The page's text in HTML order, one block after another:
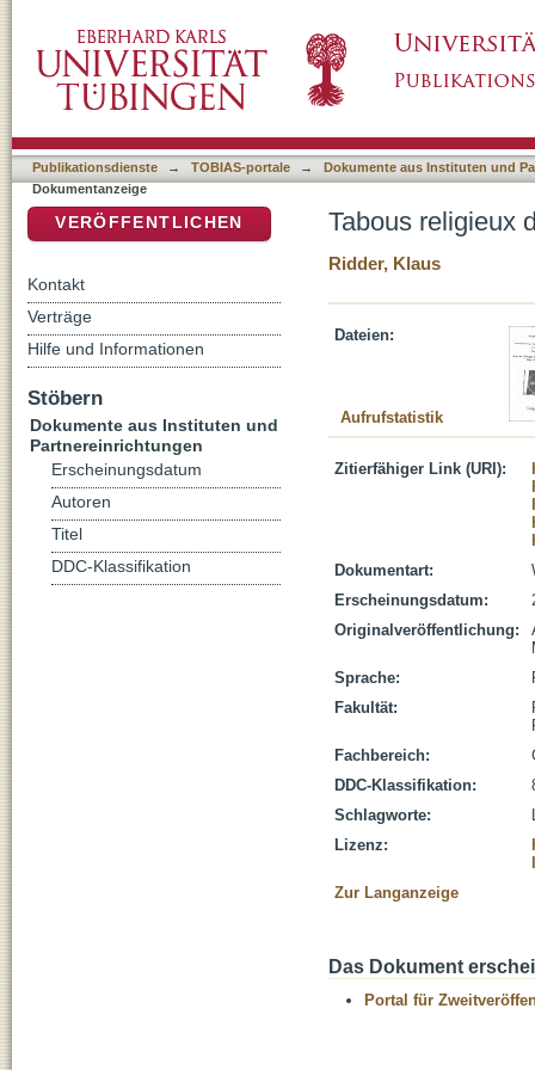
Publikationsdienste → TOBIAS-portale →
Dokumente aus Instituten und
Dokumentanzeige
Tabous religieux
Ridder, Klaus
Dateien:
Aufrufstatistik
Zitierfähiger Link (URI):
Dokumentart:
Erscheinungsdatum:
Originalveröffentlichung:
Sprache:
Fakultät:
Fachbereich:
DDC-Klassifikation:
Schlagworte:
Lizenz:
Zur Langanzeige
Das Dokument
Portal für
VERÖFFENTLICHEN
Kontakt
Verträge
Hilfe und Informationen
Stöbern
Dokumente aus Instituten und
Partnereinrichtungen
Erscheinungsdatum
Autoren
Titel
DDC-Klassifikation